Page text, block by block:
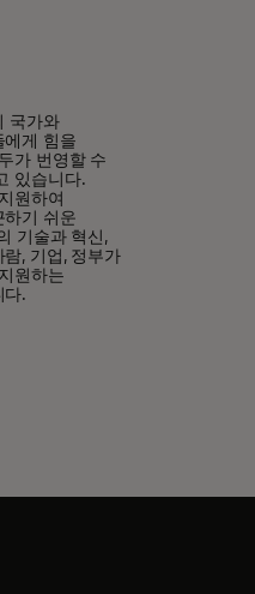
국가와
에게 힘을
가 번영할 수
있습니다.
원하여
하기 쉬운
기술과 혁신,
, 기업, 정부가
원하는
다.